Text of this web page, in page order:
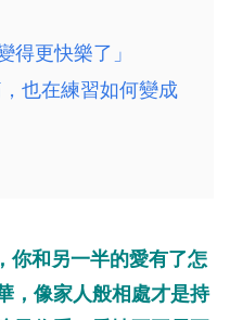
得更快樂了」
也在練習如何變成
你和另一半的愛有了怎
，像家人般相處才是持